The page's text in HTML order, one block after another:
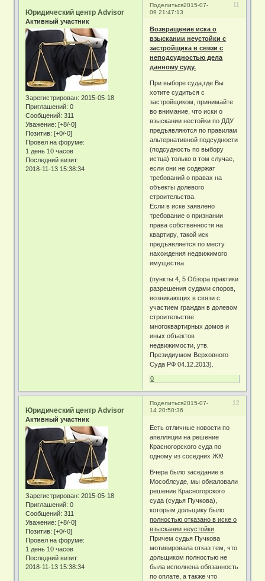
Поделиться 11
2015-07-
09 21:47:13
Юридический центр Advisor
Активный участник
Зарегистрирован: 2015-05-18
Приглашений: 0
Сообщений: 311
Уважение: [+8/-0]
Позитив: [+0/-0]
Провел на форуме:
1 день 10 часов
Последний визит:
2018-11-13 15:38:34
Возвращение иска о
взыскании неустойки с
застройщика в связи с
неподсудностью дела
данному суду.
При выборе суда,где Вы
хотите судиться с
застройщиком, принимайте
во внимание, что иски о
взыскании нестойки по ДДУ
предъявляются по правилам
альтернативной подсудности
(подсудность по выбору
истца) только в том случае,
если они не содержат
требований о правах на
объекты долевого
строительства.
Если в иске заявлено
требование о признании
права собственности на
квартиру, такой иск
предъявляется по месту
нахождения недвижимого
имущества
(пункты 4, 5 Обзора практики
разрешения судами споров,
возникающих в связи с
участием граждан в долевом
строительстве
многоквартирных домов и
иных объектов
недвижимости, утв.
Президиумом Верховного
Суда РФ 04.12.2013).
0
Поделиться 12
2015-07-
14 20:50:36
Юридический центр Advisor
Активный участник
Зарегистрирован: 2015-05-18
Приглашений: 0
Сообщений: 311
Уважение: [+8/-0]
Позитив: [+0/-0]
Провел на форуме:
1 день 10 часов
Последний визит:
2018-11-13 15:38:34
Есть отличные новости по
апелляции на решение
Красногорского суда по
одному из соседних ЖК!
Вчера было заседание в
Мособлсуде, мы обжаловали
решение Красногорского
суда (судья Пучкова),
которым дольщику было
полностью отказано в иске о
взыскании неустойки
Причем судья Пучкова
мотивировала отказ тем, что
дольщиком полностью не
была исполнена обязанность
по оплате, а также что